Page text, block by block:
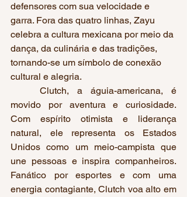
defensores com sua velocidade e
garra. Fora das quatro linhas, Zayu
celebra a cultura mexicana por meio da
dança, da culinária e das tradições,
tornando-se um símbolo de conexão
cultural e alegria.
movido por aventura e curiosidade.
Com espírito otimista e liderança
natural, ele representa os Estados
Unidos como um meio-campista que
une pessoas e inspira companheiros.
Fanático por esportes e com uma
energia contagiante, Clutch voa alto em